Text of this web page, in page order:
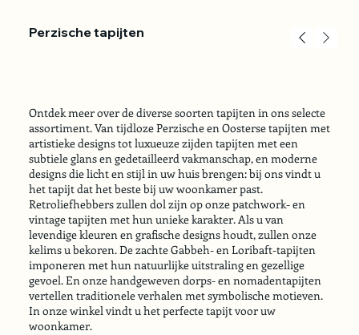
Ontdek meer over de diverse soorten tapijten in ons selecte
assortiment. Van tijdloze Perzische en Oosterse tapijten met
artistieke designs tot luxueuze zijden tapijten met een
subtiele glans en gedetailleerd vakmanschap, en moderne
designs die licht en stijl in uw huis brengen: bij ons vindt u
het tapijt dat het beste bij uw woonkamer past.
Retroliefhebbers zullen dol zijn op onze patchwork- en
vintage tapijten met hun unieke karakter. Als u van
levendige kleuren en grafische designs houdt, zullen onze
kelims u bekoren. De zachte Gabbeh- en Loribaft-tapijten
imponeren met hun natuurlijke uitstraling en gezellige
gevoel. En onze handgeweven dorps- en nomadentapijten
vertellen traditionele verhalen met symbolische motieven.
In onze winkel vindt u het perfecte tapijt voor uw
woonkamer.
Perzische tapijten